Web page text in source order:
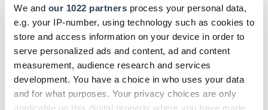
We and our 1022 partners process your personal data,
e.g. your IP-number, using technology such as cookies to
store and access information on your device in order to
serve personalized ads and content, ad and content
measurement, audience research and services
development. You have a choice in who uses your data
and for what purposes. Your privacy choices are only
Quelle: MCH Personalmanagement
Checkliste: Was Sie beachten
sollten!